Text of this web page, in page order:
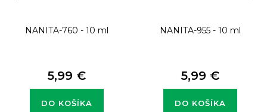
NANITA-760 - 10 ml
5,99 €
DO KOŠÍKA
NANITA-955 - 10 ml
5,99 €
DO KOŠÍKA